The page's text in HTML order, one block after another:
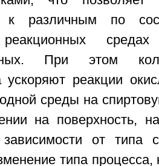
к различным по
реакционных
При этом
ускоряют реакции
среды на
на поверхность,
от типа
типа